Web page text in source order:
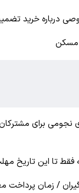
درباره خرید
مسکن
برای
فقط تا این تاریخ
/ زمان پرداخت